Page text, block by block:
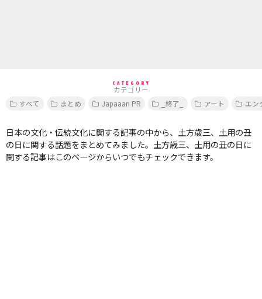
CATEGORY
カテゴリー
すべて
まとめ Japaaan PR _終了_ アート エン
日本の文化・伝統文化に関する記事の中から、土方歳三、土用の丑
の日に関する話題をまとめてみました。土方歳三、土用の丑の日に
関する記事はこのページからいつでもチェックできます。